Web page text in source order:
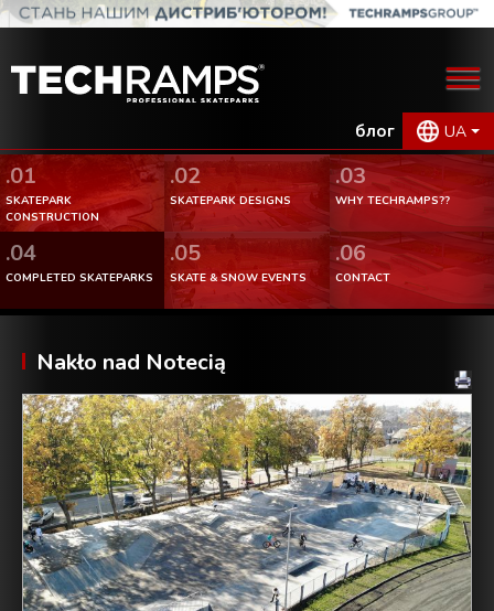
блог UA
.01
SKATEPARK
CONSTRUCTION
.02
SKATEPARK DESIGNS
.03
WHY TECHRAMPS??
.04
COMPLETED SKATEPARKS
.05
SKATE & SNOW EVENTS
.06
CONTACT
Nakło nad Notecią